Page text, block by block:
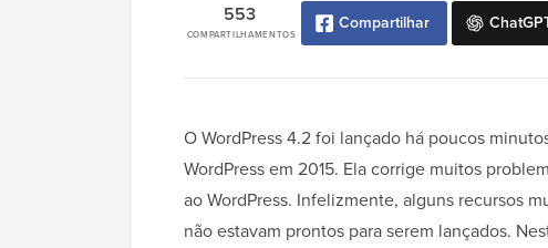
COMPARTILHAMENTOS
553 Compartilhar
O WordPress 4.2 foi lançado há poucos
WordPress em 2015. Ela corrige muitos
ao WordPress. Infelizmente, alguns recursos
não estavam prontos para serem lançados.